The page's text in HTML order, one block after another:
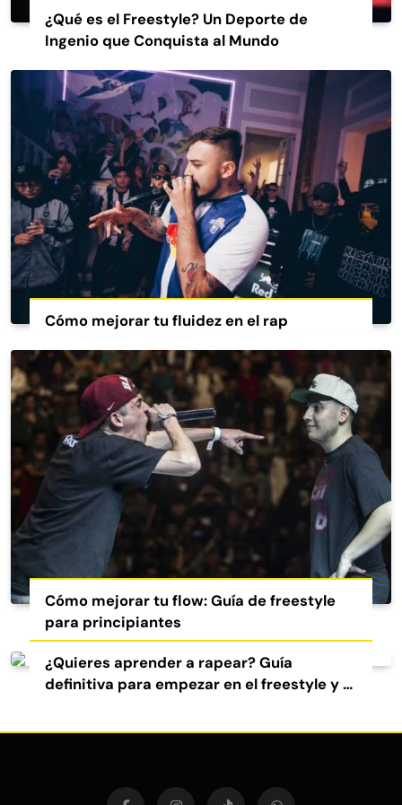
¿Qué es el Freestyle? Un Deporte de
Ingenio que Conquista al Mundo
Cómo mejorar tu fluidez en el rap
Cómo mejorar tu flow: Guía de freestyle
para principiantes
¿Quieres aprender a rapear? Guía
definitiva para empezar en el freestyle y el